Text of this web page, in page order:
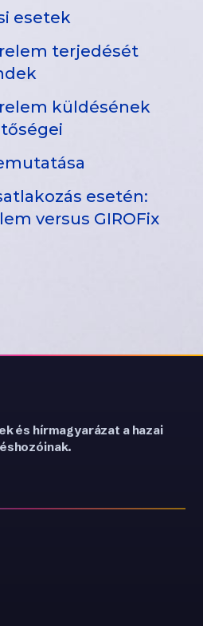
esetek
terjedését
küldésének
esetén:
versus GIROFix
és hírmagyarázat a hazai